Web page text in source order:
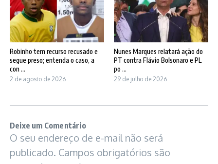
Robinho tem recurso recusado e
segue preso; entenda o caso, a
con ...
2 de agosto de 2026
Nunes Marques relatará ação do
PT contra Flávio Bolsonaro e PL
po ...
29 de julho de 2026
Deixe um Comentário
O seu endereço de e-mail não será
publicado. Campos obrigatórios são